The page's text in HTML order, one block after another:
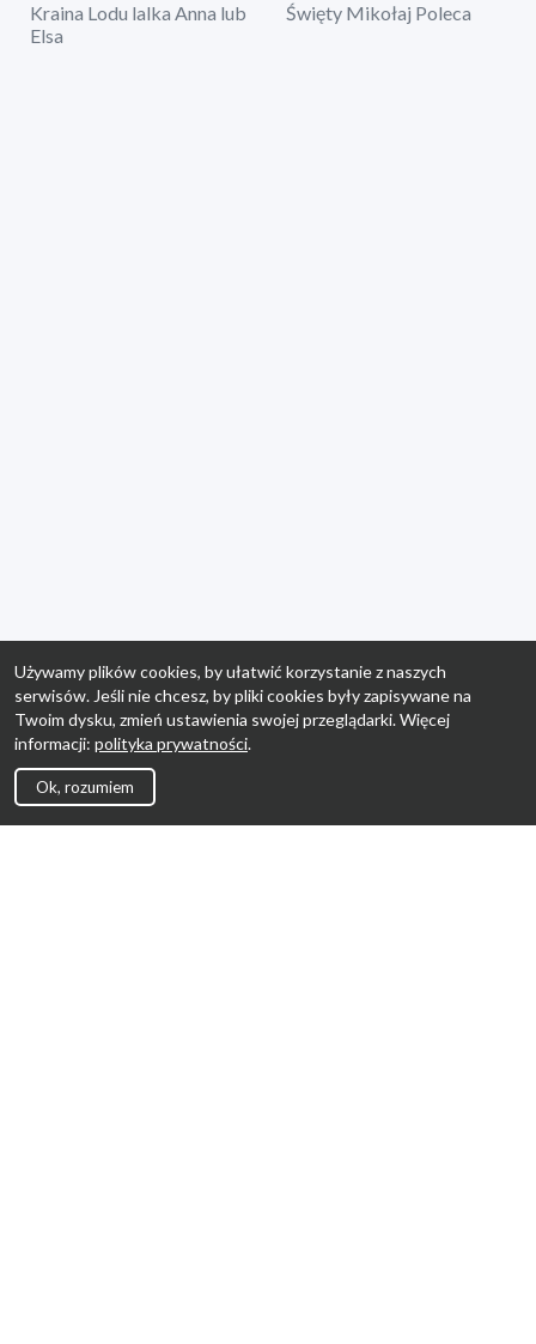
Kraina Lodu lalka Anna lub
Elsa
Święty Mikołaj Poleca
Używamy plików cookies, by ułatwić korzystanie z naszych
serwisów. Jeśli nie chcesz, by pliki cookies były zapisywane na
Twoim dysku, zmień ustawienia swojej przeglądarki. Więcej
informacji: polityka prywatności.
Ok, rozumiem